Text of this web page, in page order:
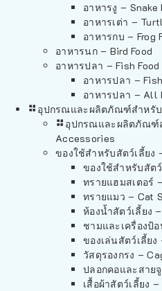
อาหารงู – Snake
อาหารเต่า –
อาหารกบ – Frog
อาหารนก – Bird Food
อาหารปลา – Fish Food
อาหารปลา –
อาหารปลา – All
อุปกรณและผลิตภัณฑ์สำหรับ
อุปกรณและผลิตภัณฑ์
Accessories
ของใช้สำหรับสัตว์เลี้ยง
ของใช้สำหรับสัต
ทรายแฮมสเตอร์
ทรายแมว – Cat
ห้องน้ำสัตว์เลี้ยง
ชามและเครื่องป้
ของเล่นสัตว์เลี้ยง
วัสดุรองกรง –
ปลอกคอและสาย
เสื้อผ้าสัตว์เลี้ยง